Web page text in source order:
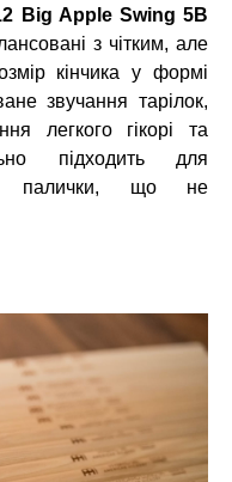
Big Apple Swing 5B
з чітким, але
кінчика у формі
звучання тарілок,
легкого гікорі та
підходить для
палички, що не